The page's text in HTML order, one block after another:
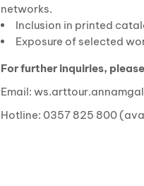
networks.
Inclusion in printed
Exposure of selected
For further inquiries,
Email:
Hotline: 0357 825 800